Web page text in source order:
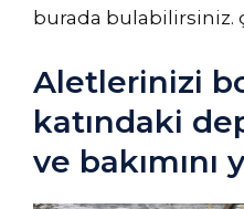
burada bulabilirsiniz.
Aletlerinizi
katındaki
ve bakımını